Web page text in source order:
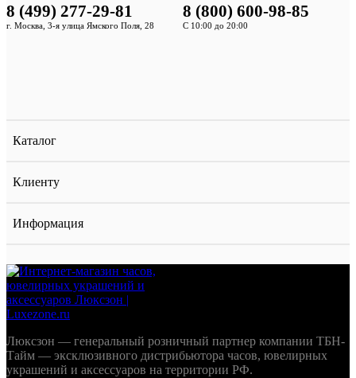
Каталог
Клиенту
Информация
8 (499) 277-29-81
г. Москва, 3-я улица Ямского Поля, 28
8 (800) 600-98-85
С 10:00 до 20:00
Люксзон — генеральный розничный партнер компании ТБН-
Тайм — эксклюзивного дистрибьютора часов, ювелирных
украшений и аксессуаров на территории РФ.